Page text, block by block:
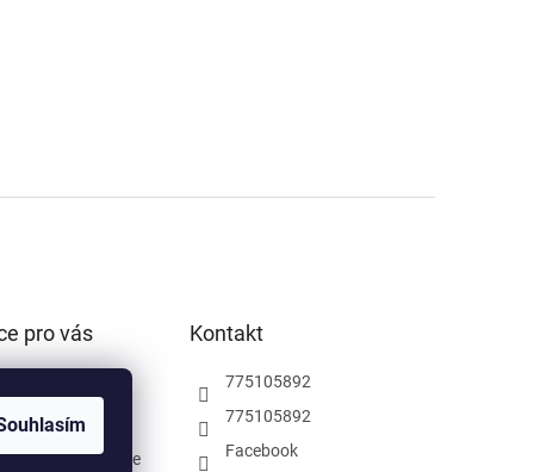
pro vás
osobních
Pardubice
Kontakt
775105892
775105892
Facebook